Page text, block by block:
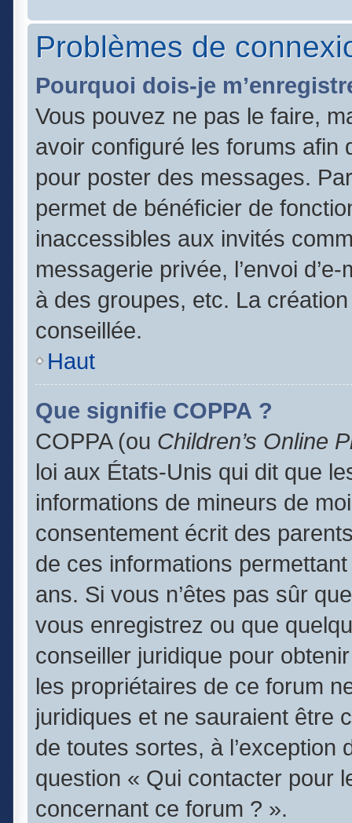
Problèmes de
Pourquoi dois-je
Vous pouvez ne pas le faire,
avoir configuré les forums afin
pour poster des messages.
permet de bénéficier de
inaccessibles aux invités
messagerie privée, l’envoi
à des groupes, etc. La
conseillée.
Haut
Que signifie COPPA ?
COPPA (ou Children’s Online
loi aux États-Unis qui dit que
informations de mineurs de
consentement écrit des
de ces informations
ans. Si vous n’êtes pas sûr
vous enregistrez ou que
conseiller juridique pour
les propriétaires de ce forum
juridiques et ne sauraient être
de toutes sortes, à l’exception
question « Qui contacter pour
concernant ce forum ? ».